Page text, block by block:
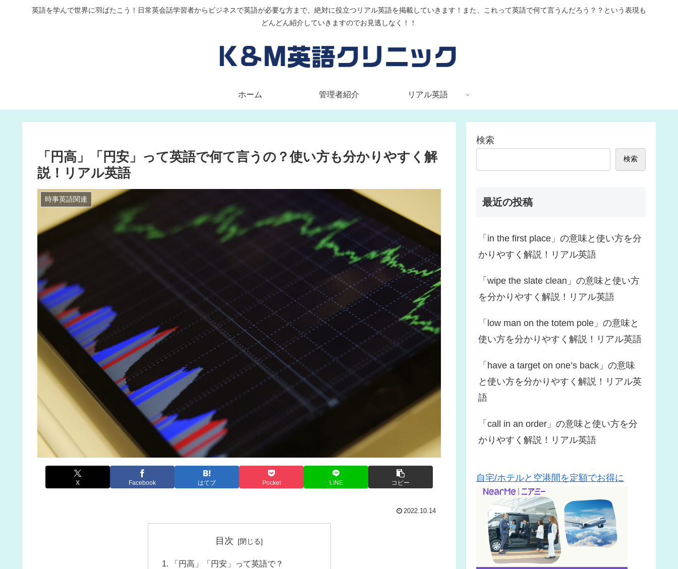
英語を学んで世界に羽ばたこう！日常英会話学習者からビジネスで英語が必要な方まで、絶対に役立つリアル英語を掲載していきます！また、これって英語で何て言うんだろう？？という表現も
どんどん紹介していきますのでお見逃しなく！！
ホーム 管理者紹介 リアル英語
「円高」「円安」って英語で何て言うの？使い方も分かりやすく解
説！リアル英語
時事英語関連
X Facebook はてブ Pocket LINE コピー
2022.10.14
目次
「円高」「円安」って英語で？
検索
検索
最近の投稿
「in the first place」の意味と使い方を分
かりやすく解説！リアル英語
「wipe the slate clean」の意味と使い方
を分かりやすく解説！リアル英語
「low man on the totem pole」の意味と
使い方を分かりやすく解説！リアル英語
「have a target on one’s back」の意味
と使い方を分かりやすく解説！リアル英
語
「call in an order」の意味と使い方を分
かりやすく解説！リアル英語
自宅/ホテルと空港間を定額でお得に